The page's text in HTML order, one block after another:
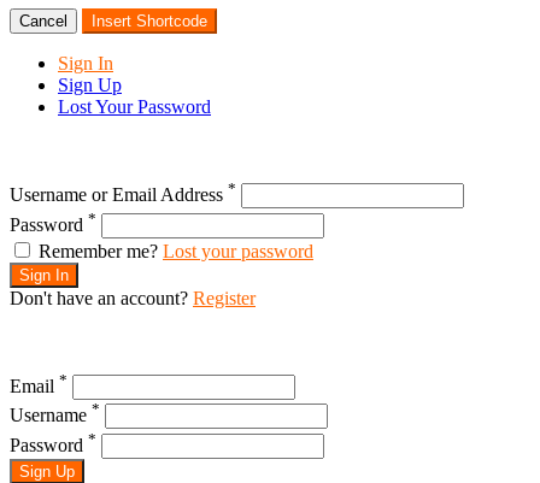
Cancel Insert Shortcode
Sign In
Sign Up
Lost Your Password
Username or Email Address *
Password *
Remember me? Lost your password
Sign In
Don't have an account? Register
Email *
Username *
Password *
Sign Up